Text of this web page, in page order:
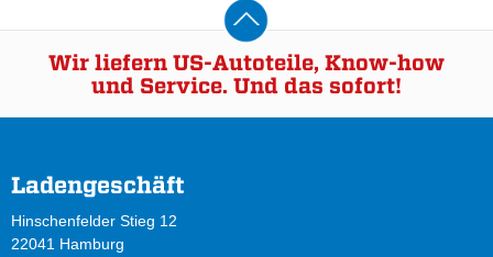
Wir liefern US-Autoteile, Know-how
und Service. Und das sofort!
Ladengeschäft
Hinschenfelder Stieg 12
22041 Hamburg